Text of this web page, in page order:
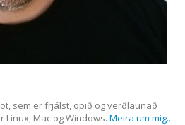
sem er frjálst, opið og verðlaunað
Mac og Windows. Meira um mig...